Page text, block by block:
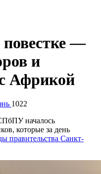
—
и
Африкой
1022
началось
которые за день
правительства Санкт-